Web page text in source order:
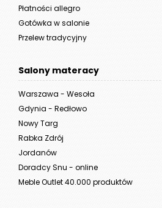
Płatności allegro
Gotówka w salonie
Przelew tradycyjny
Salony materacy
Warszawa - Wesoła
Gdynia - Redłowo
Nowy Targ
Rabka Zdrój
Jordanów
Doradcy Snu - online
Meble Outlet 40.000 produktów